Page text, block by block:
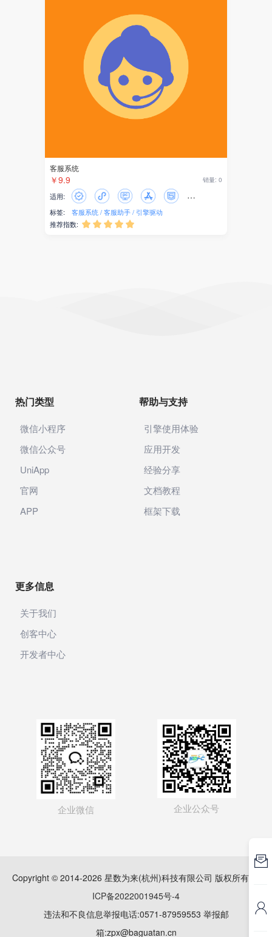
客服系统
￥9.9 销量: 0
适用:
标签:
客服系统 客服助手
引擎驱动
推荐指数:     
热门类型
微信小程序
微信公众号
UniApp
官网
APP
帮助与支持
引擎使用体验
应用开发
经验分享
文档教程
框架下载
更多信息
关于我们
创客中心
开发者中心
企业微信 企业公众号
Copyright © 2014-2026 星数为来(杭州)科技有限公司 版权所有
ICP备2022001945号-4
违法和不良信息举报电话:0571-87959553 举报邮
箱:zpx@baguatan.cn

